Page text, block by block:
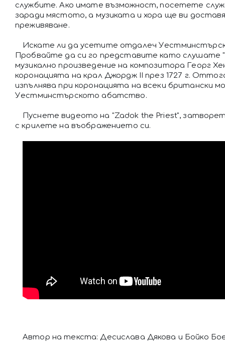
службите. Ако имате възможност, посетете
заради мястото, а музиката и хора ще ви
преживяване.
Искате ли да усетите отдалеч
Пробвайте да си го представите като слушате
музикално произведение на композитора Георг
коронацията на крал Джордж II през 1727 г.
изпълнява при коронацията на всеки британски
Уестминстърското абатство.
Пуснете видеото на "Zadok the Priest",
с крилете на въображението си.
Автор на текста: Десислава Дякова и Бойко